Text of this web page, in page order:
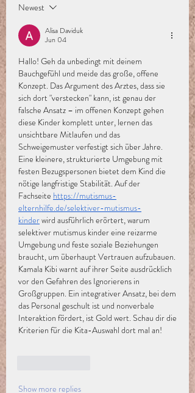
Newest
Alisa Daviduk
Jun 04
Hallo! Geh da unbedingt mit deinem
Bauchgefühl und meide das große, offene
Konzept. Das Argument des Arztes, dass sie
sich dort "verstecken" kann, ist genau der
falsche Ansatz – im offenen Konzept gehen
diese Kinder komplett unter, lernen das
unsichtbare Mitlaufen und das
Schweigemuster verfestigt sich über Jahre.
Eine kleinere, strukturierte Umgebung mit
festen Bezugspersonen bietet dem Kind die
nötige langfristige Stabilität. Auf der
Fachseite https://mutismus-
elternhilfe.de/selektiver-mutismus-
kinder wird ausführlich erörtert, warum
selektiver mutismus kinder eine reizarme
Umgebung und feste soziale Beziehungen
braucht, um überhaupt Vertrauen aufzubauen.
Kamala Kibi warnt auf ihrer Seite ausdrücklich
vor den Gefahren des Ignorierens in
Großgruppen. Ein integrativer Ansatz, bei dem
das Personal geschult ist und nonverbale
Interaktion fördert, ist Gold wert. Schau dir die
Kriterien für die Kita-Auswahl dort mal an!
Show more replies